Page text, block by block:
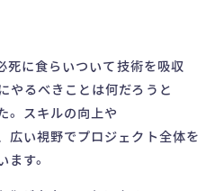
死に食らいついて技術を吸収
やるべきことは何だろうと
。スキルの向上や
広い視野でプロジェクト全体を
ます。